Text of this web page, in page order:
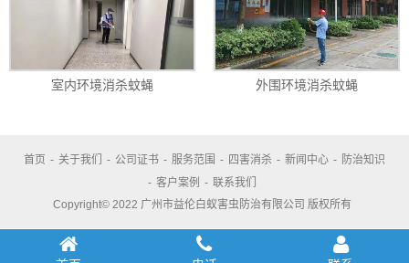
室内环境消杀蚊蝇 外围环境消杀蚊蝇
首页 - 关于我们 - 公司证书 - 服务范围 - 四害消杀 - 新闻中心 - 防治知识
- 客户案例 - 联系我们
Copyright© 2022 广州市益伦白蚁害虫防治有限公司 版权所有